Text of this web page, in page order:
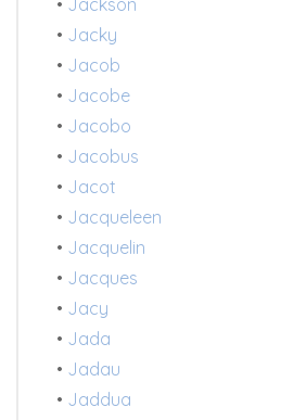
• Jacky
• Jacob
• Jacobe
• Jacobo
• Jacobus
• Jacot
• Jacqueleen
• Jacquelin
• Jacques
• Jacy
• Jada
• Jadau
• Jaddua